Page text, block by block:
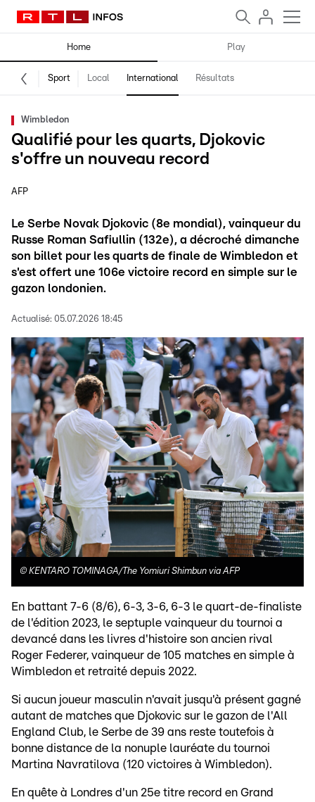
Home Play
Sport Local International Résultats
Wimbledon
Qualifié pour les quarts, Djokovic
s'offre un nouveau record
AFP
Le Serbe Novak Djokovic (8e mondial), vainqueur du
Russe Roman Safiullin (132e), a décroché dimanche
son billet pour les quarts de finale de Wimbledon et
s'est offert une 106e victoire record en simple sur le
gazon londonien.
Actualisé: 05.07.2026 18:45
© KENTARO TOMINAGA/The Yomiuri Shimbun via AFP
En battant 7-6 (8/6), 6-3, 3-6, 6-3 le quart-de-finaliste
de l'édition 2023, le septuple vainqueur du tournoi a
devancé dans les livres d'histoire son ancien rival
Roger Federer, vainqueur de 105 matches en simple à
Wimbledon et retraité depuis 2022.
Si aucun joueur masculin n'avait jusqu'à présent gagné
autant de matches que Djokovic sur le gazon de l'All
England Club, le Serbe de 39 ans reste toutefois à
bonne distance de la nonuple lauréate du tournoi
Martina Navratilova (120 victoires à Wimbledon).
En quête à Londres d'un 25e titre record en Grand